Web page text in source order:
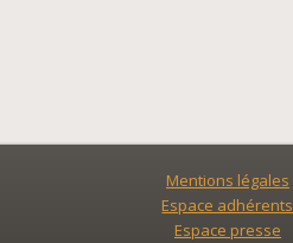
Mentions légales
Espace adhérents
Espace presse